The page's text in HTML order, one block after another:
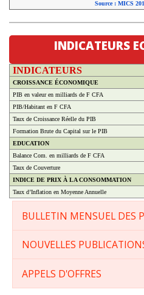
INDICATEURS
INDICATEURS
CROISSANCE ÉCONOMIQUE
PIB en valeur en milliards de F CFA
PIB/Habitant en F CFA
Taux de Croissance Réelle du PIB
Formation Brute du Capital sur le PIB
EDUCATION
Balance Com. en milliards de F CFA
Taux de Couverture
INDICE DE PRIX À LA CONSOMMATION
Taux d’Inflation en Moyenne Annuelle